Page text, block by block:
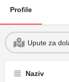
Profile
Upute za
Naziv